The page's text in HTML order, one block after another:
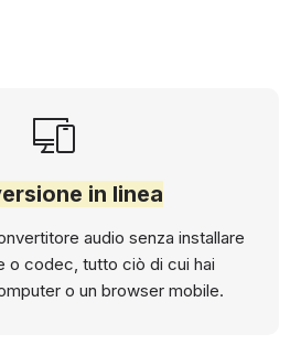
in linea
audio senza installare
o codec, tutto ciò di cui hai
o un browser mobile.